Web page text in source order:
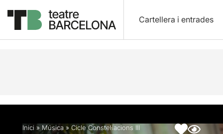
Cartellera i entrades
Descripció Fitxa artística
Inici » Música »Cicle Constel·lacions III